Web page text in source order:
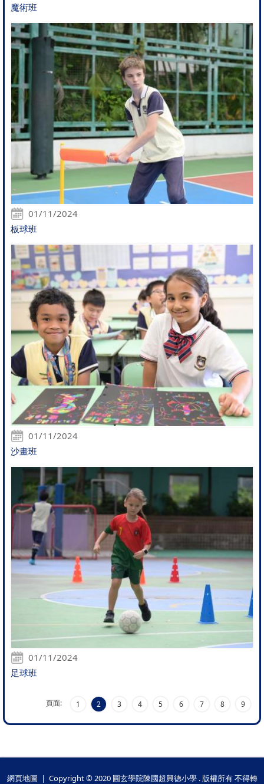
魔術班
01/11/2024
板球班
01/11/2024
沙畫班
01/11/2024
足球班
頁面: 1 2 3 4 5 6 7 8 9
網頁地圖 | Copyright © 2020 圓玄學院陳國超興德小學 . 版權所有 不得轉